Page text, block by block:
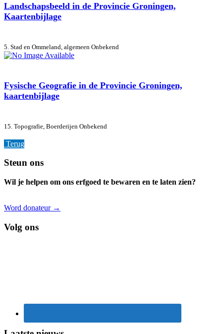
Landschapsbeeld in de Provincie Groningen,
Kaartenbijlage
5. Stad en Ommeland, algemeen Onbekend
Fysische Geografie in de Provincie Groningen,
kaartenbijlage
15. Topografie, Boerderijen Onbekend
Terug
Footer
Steun ons
Wil je helpen om ons erfgoed te bewaren en te laten zien?
Word donateur →
Volg ons